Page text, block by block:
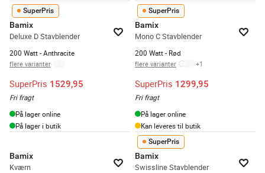
SuperPris
Bamix
Deluxe D Stavblender
200 Watt - Anthracite
flere varianter
SuperPris 1529,95
Fri fragt
På lager online
På lager i butik
SuperPris
Bamix
Mono C Stavblender
200 Watt - Rød
flere varianter +1
SuperPris 1299,95
Fri fragt
På lager online
Kan leveres til butik
Bamix
Kværn
SuperPris
Bamix
Swissline Stavblender